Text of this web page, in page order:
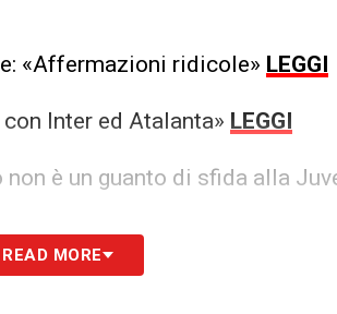
«Affermazioni ridicole» LEGGI
Inter ed Atalanta» LEGGI
è un guanto di sfida alla
alla nostra Newsletter
READ MORE